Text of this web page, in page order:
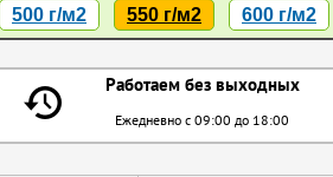
500 г/м2 550 г/м2 600 г/м2
Работаем без выходных
Ежедневно с 09:00 до 18:00